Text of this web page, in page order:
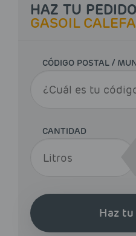
HAZ TU
GASOIL
CÓDIGO POSTAL /
CANTIDAD
Haz